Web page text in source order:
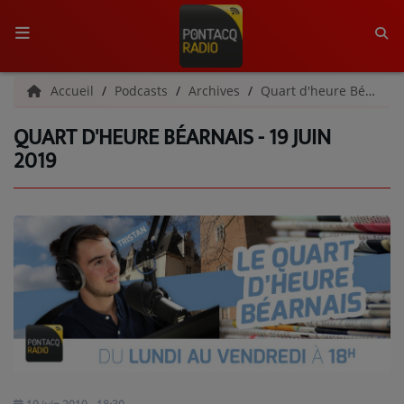
ACCUEIL
RADIO
L'ÉQUIPE
GRILLE DES PROGRAMMES
C'ÉTAIT QUOI CE TITRE ?
MÉDIAS
Accueil Podcasts Archives Quart d'heure Béarnais | Archives
QUART D'HEURE BÉARNAIS - 19 JUIN
2019